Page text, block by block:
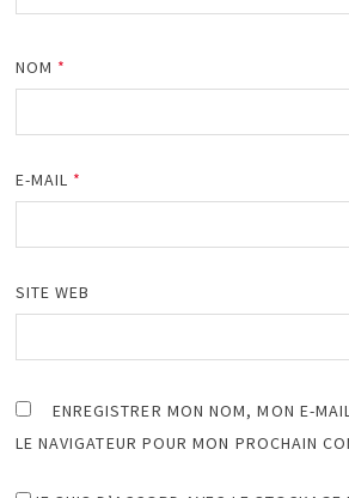
NOM *
E-MAIL *
SITE WEB
ENREGISTRER MON NOM, MON E-
LE NAVIGATEUR POUR MON PROCHAIN